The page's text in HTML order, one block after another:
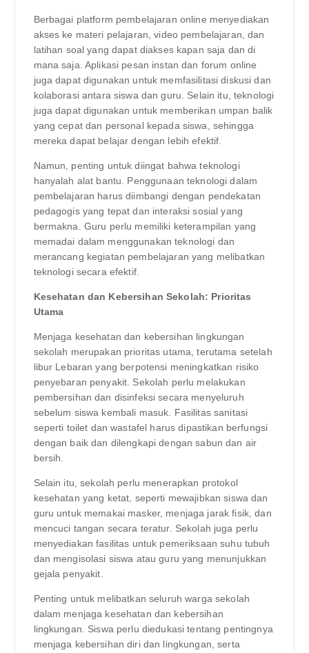
Berbagai platform pembelajaran online menyediakan
akses ke materi pelajaran, video pembelajaran, dan
latihan soal yang dapat diakses kapan saja dan di
mana saja. Aplikasi pesan instan dan forum online
juga dapat digunakan untuk memfasilitasi diskusi dan
kolaborasi antara siswa dan guru. Selain itu, teknologi
juga dapat digunakan untuk memberikan umpan balik
yang cepat dan personal kepada siswa, sehingga
mereka dapat belajar dengan lebih efektif.
Namun, penting untuk diingat bahwa teknologi
hanyalah alat bantu. Penggunaan teknologi dalam
pembelajaran harus diimbangi dengan pendekatan
pedagogis yang tepat dan interaksi sosial yang
bermakna. Guru perlu memiliki keterampilan yang
memadai dalam menggunakan teknologi dan
merancang kegiatan pembelajaran yang melibatkan
teknologi secara efektif.
Kesehatan dan Kebersihan Sekolah: Prioritas
Utama
Menjaga kesehatan dan kebersihan lingkungan
sekolah merupakan prioritas utama, terutama setelah
libur Lebaran yang berpotensi meningkatkan risiko
penyebaran penyakit. Sekolah perlu melakukan
pembersihan dan disinfeksi secara menyeluruh
sebelum siswa kembali masuk. Fasilitas sanitasi
seperti toilet dan wastafel harus dipastikan berfungsi
dengan baik dan dilengkapi dengan sabun dan air
bersih.
Selain itu, sekolah perlu menerapkan protokol
kesehatan yang ketat, seperti mewajibkan siswa dan
guru untuk memakai masker, menjaga jarak fisik, dan
mencuci tangan secara teratur. Sekolah juga perlu
menyediakan fasilitas untuk pemeriksaan suhu tubuh
dan mengisolasi siswa atau guru yang menunjukkan
gejala penyakit.
Penting untuk melibatkan seluruh warga sekolah
dalam menjaga kesehatan dan kebersihan
lingkungan. Siswa perlu diedukasi tentang pentingnya
menjaga kebersihan diri dan lingkungan, serta